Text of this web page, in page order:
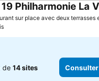
sur place avec deux terrasses
Philharmonie La
de 14 sites